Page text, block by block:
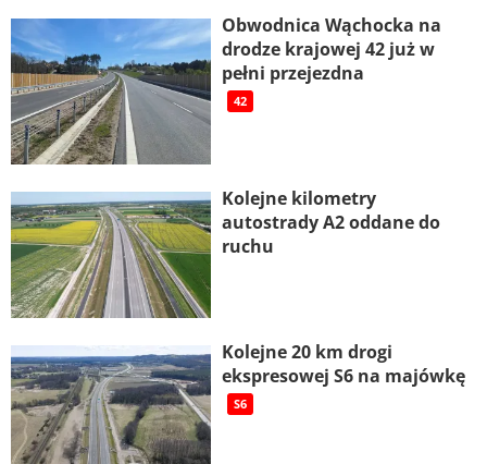
Obwodnica Wąchocka na
drodze krajowej 42 już w
pełni przejezdna
42
Kolejne kilometry
autostrady A2 oddane do
ruchu
Kolejne 20 km drogi
ekspresowej S6 na majówkę
S6